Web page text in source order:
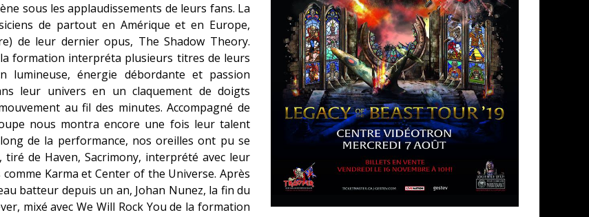
sous les applaudissements de leurs fans. La
de partout en Amérique et en Europe,
de leur dernier opus, The Shadow Theory.
formation interpréta plusieurs titres de leurs
lumineuse, énergie débordante et passion
leur univers en un claquement de doigts
au fil des minutes. Accompagné de
nous montra encore une fois leur talent
de la performance, nos oreilles ont pu se
de Haven, Sacrimony, interprété avec leur
Karma et Center of the Universe. Après
batteur depuis un an, Johan Nunez, la fin du
mixé avec We Will Rock You de la formation